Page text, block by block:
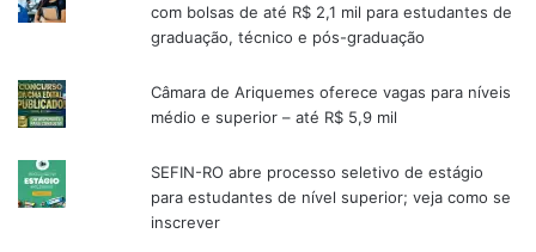
com bolsas de até R$ 2,1 mil para estudantes de
graduação, técnico e pós-graduação
Câmara de Ariquemes oferece vagas para níveis
médio e superior – até R$ 5,9 mil
SEFIN-RO abre processo seletivo de estágio
para estudantes de nível superior; veja como se
inscrever